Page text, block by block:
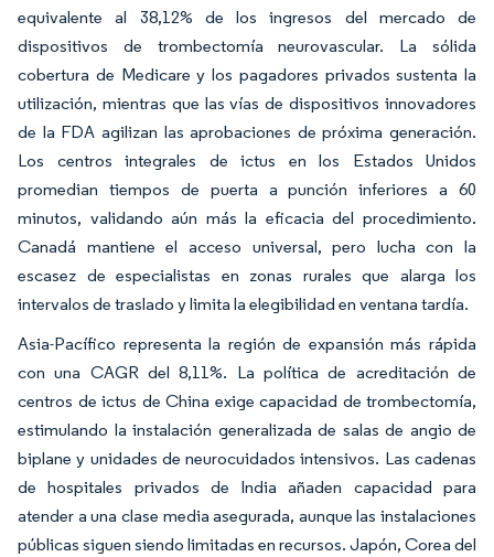
equivalente al 38,12% de los ingresos del mercado de
dispositivos de trombectomía neurovascular. La sólida
cobertura de Medicare y los pagadores privados sustenta la
utilización, mientras que las vías de dispositivos innovadores
de la FDA agilizan las aprobaciones de próxima generación.
Los centros integrales de ictus en los Estados Unidos
promedian tiempos de puerta a punción inferiores a 60
minutos, validando aún más la eficacia del procedimiento.
Canadá mantiene el acceso universal, pero lucha con la
escasez de especialistas en zonas rurales que alarga los
intervalos de traslado y limita la elegibilidad en ventana tardía.
Asia-Pacífico representa la región de expansión más rápida
con una CAGR del 8,11%. La política de acreditación de
centros de ictus de China exige capacidad de trombectomía,
estimulando la instalación generalizada de salas de angio de
biplane y unidades de neurocuidados intensivos. Las cadenas
de hospitales privados de India añaden capacidad para
atender a una clase media asegurada, aunque las instalaciones
públicas siguen siendo limitadas en recursos. Japón, Corea del